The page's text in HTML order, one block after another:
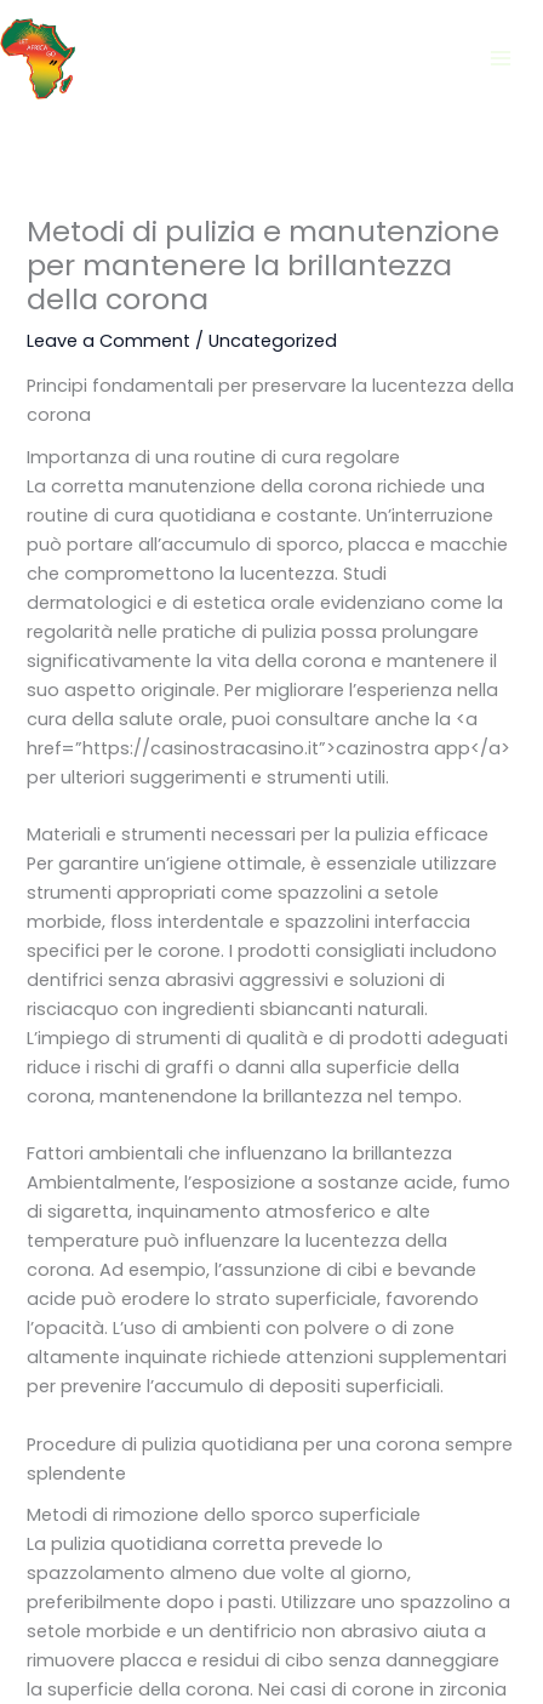
Skip
to
content
Metodi di pulizia e manutenzione
per mantenere la brillantezza
della corona
Leave a Comment /Uncategorized
Principi fondamentali per preservare la lucentezza della
corona
Importanza di una routine di cura regolare
La corretta manutenzione della corona richiede una
routine di cura quotidiana e costante. Un’interruzione
può portare all’accumulo di sporco, placca e macchie
che compromettono la lucentezza. Studi
dermatologici e di estetica orale evidenziano come la
regolarità nelle pratiche di pulizia possa prolungare
significativamente la vita della corona e mantenere il
suo aspetto originale. Per migliorare l’esperienza nella
cura della salute orale, puoi consultare anche la <a
href=”https://casinostracasino.it”>cazinostra app</a>
per ulteriori suggerimenti e strumenti utili.
Materiali e strumenti necessari per la pulizia efficace
Per garantire un’igiene ottimale, è essenziale utilizzare
strumenti appropriati come spazzolini a setole
morbide, floss interdentale e spazzolini interfaccia
specifici per le corone. I prodotti consigliati includono
dentifrici senza abrasivi aggressivi e soluzioni di
risciacquo con ingredienti sbiancanti naturali.
L’impiego di strumenti di qualità e di prodotti adeguati
riduce i rischi di graffi o danni alla superficie della
corona, mantenendone la brillantezza nel tempo.
Fattori ambientali che influenzano la brillantezza
Ambientalmente, l’esposizione a sostanze acide, fumo
di sigaretta, inquinamento atmosferico e alte
temperature può influenzare la lucentezza della
corona. Ad esempio, l’assunzione di cibi e bevande
acide può erodere lo strato superficiale, favorendo
l’opacità. L’uso di ambienti con polvere o di zone
altamente inquinate richiede attenzioni supplementari
per prevenire l’accumulo di depositi superficiali.
Procedure di pulizia quotidiana per una corona sempre
splendente
Metodi di rimozione dello sporco superficiale
La pulizia quotidiana corretta prevede lo
spazzolamento almeno due volte al giorno,
preferibilmente dopo i pasti. Utilizzare uno spazzolino a
setole morbide e un dentifricio non abrasivo aiuta a
rimuovere placca e residui di cibo senza danneggiare
la superficie della corona. Nei casi di corone in zirconia